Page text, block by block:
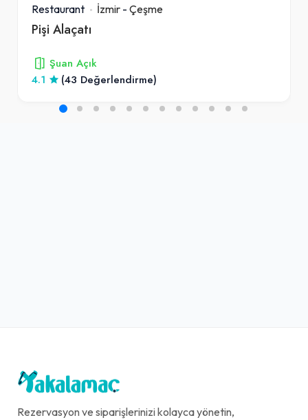
Restaurant İzmir - Çeşme
Pişi Alaçatı
Şuan Açık
4.1
(43 Değerlendirme)
Rezervasyon ve siparişlerinizi kolayca yönetin,